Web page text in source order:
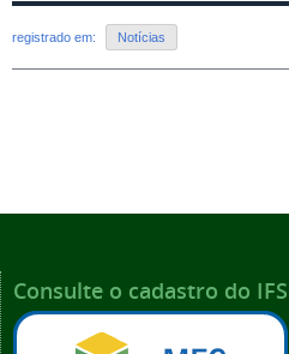
registrado em: Notícias
Consulte o cadastro do